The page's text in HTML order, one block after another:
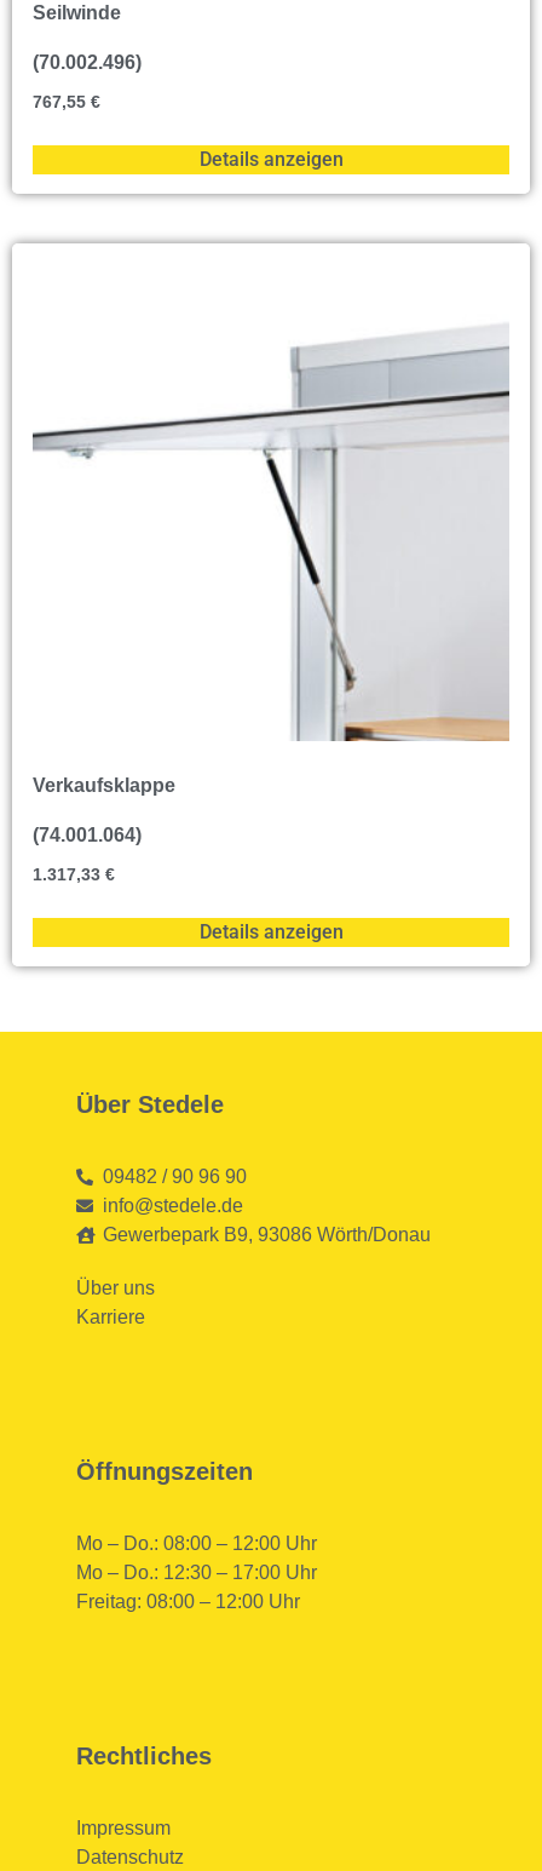
Seilwinde
(70.002.496)
767,55 €
Details anzeigen
Verkaufsklappe
(74.001.064)
1.317,33 €
Details anzeigen
Über Stedele
09482 / 90 96 90
info@stedele.de
Gewerbepark B9, 93086 Wörth/Donau
Über uns
Karriere
Öffnungszeiten
Mo – Do.: 08:00 – 12:00 Uhr
Mo – Do.: 12:30 – 17:00 Uhr
Freitag: 08:00 – 12:00 Uhr
Rechtliches
Impressum
Datenschutz